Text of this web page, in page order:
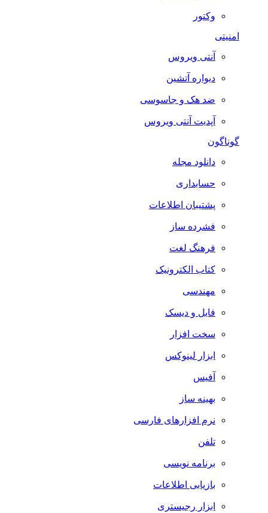
وکتور
آنتی ویروس
دیواره آتشین
ضد هک و جاسوسی
آپدیت آنتی ویروس
گوناگون
دانلود مجله
حسابداری
پشتیبان اطلاعات
فشرده ساز
فرهنگ لغت
کتاب الکترونیک
مهندسی
فایل و دیسک
سخت افزار
ابزار لینوکس
آفیس
بهینه ساز
نرم افزارهای فارسی
تلفن
برنامه نویسی
بازیابی اطلاعات
ابزار رجیستری